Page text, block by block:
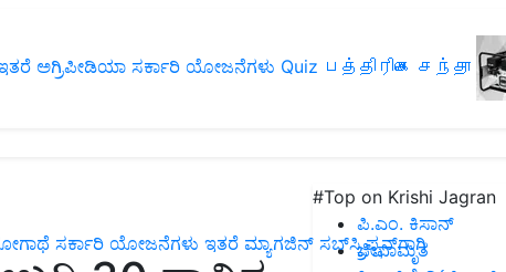
ಅಗ್ರಿಪೀಡಿಯಾ ಸರ್ಕಾರಿ ಯೋಜನೆಗಳು Quiz பத்திரிகை சந்தா
ಸರ್ಕಾರಿ ಯೋಜನೆಗಳು ಇತರೆ ಮ್ಯಾಗಜಿನ್‌ ಸಬ್‌ಸ್ಕ್ರಿಪ್ಷನ್‌ಗಾಗಿ
#Top on Krishi Jagran
ಪಿ.ಎಂ. ಕಿಸಾನ್
ಜೀವಾಮೃತ